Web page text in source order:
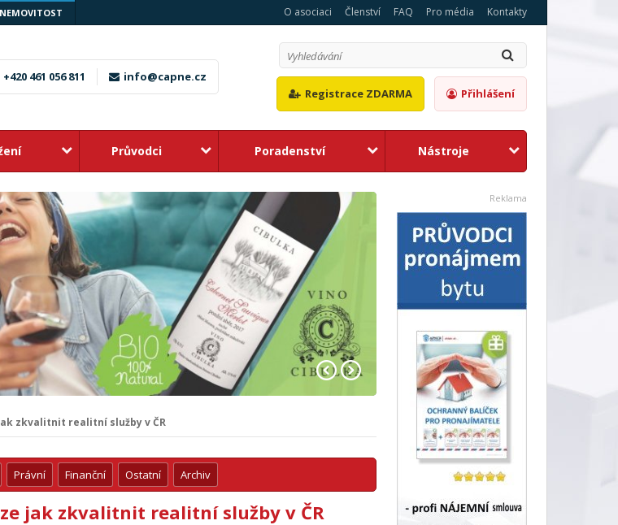
O asociaci Členství FAQ Pro média Kontakty
+420 461 056 811
info@capne.cz
Registrace ZDARMA
Přihlášení
Průvodci Poradenství Nástroje
Reklama
1 2
zkvalitnit realitní služby v ČR
Právní Finanční Ostatní Archiv
jak zkvalitnit realitní služby v ČR